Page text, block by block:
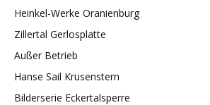
Heinkel-Werke Oranienburg
Zillertal Gerlosplatte
Außer Betrieb
Hanse Sail Krusenstern
Bilderserie Eckertalsperre